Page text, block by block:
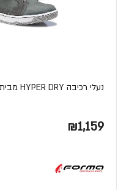
נעלי רכיבה HYPER DRY מבית FORMA
₪1,159